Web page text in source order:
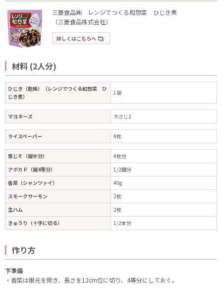
三菱食品㈱ レンジでつくる和惣菜 ひじき煮
（三菱食品株式会社）
詳しくはこちらへ
材料 (2人分)
ひじき（乾燥）（レンジでつくる和惣菜 ひ
じき煮）
1袋
マヨネーズ 大さじ2
ライスペーパー 4枚
青じそ（縦半分）
4枚分
アボカド（縦4等分）
1/2個分
香菜（シャンツァイ）
40g
スモークサーモン
2枚
生ハム
2枚
きゅうり（十字に切る）
1/2本分
作り方
下準備
・香菜は根元を除き、長さを12cm位に切り、4等分にしておく。